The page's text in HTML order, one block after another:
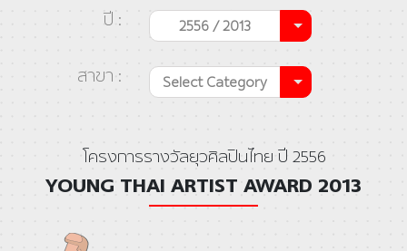
ปี : 2556 / 2013
สาขา : Select Category
โครงการรางวัลยุวศิลปินไทย ปี 2556
YOUNG THAI ARTIST AWARD 2013